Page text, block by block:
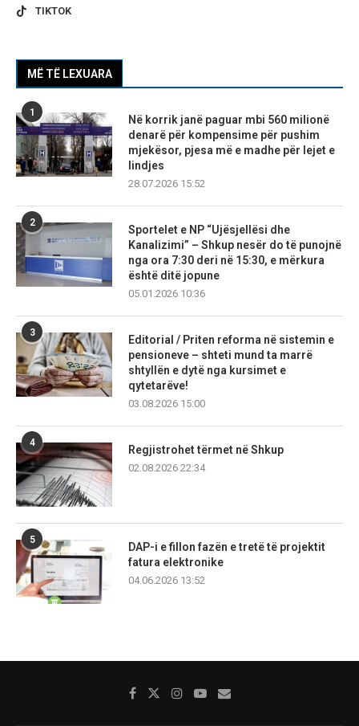
TIKTOK
MË TË LEXUARA
1
Në korrik janë paguar mbi 560 milionë
denarë për kompensime për pushim
mjekësor, pjesa më e madhe për lejet e
lindjes
28.07.2026 15:52
2
Sportelet e NP “Ujësjellësi dhe
Kanalizimi” – Shkup nesër do të punojnë
nga ora 7:30 deri në 15:30, e mërkura
është ditë jopune
05.01.2026 10:36
3
Editorial / Priten reforma në sistemin e
pensioneve – shteti mund ta marrë
shtyllën e dytë nga kursimet e
qytetarëve!
03.08.2026 15:00
4
Regjistrohet tërmet në Shkup
02.08.2026 22:34
5
DAP-i e fillon fazën e tretë të projektit
fatura elektronike
04.06.2026 13:52